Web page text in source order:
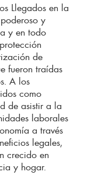
Llegados en la
y
y en todo
de
fueron traídas
A los
como
de asistir a la
laborales
a través
legales,
crecido en
y hogar.